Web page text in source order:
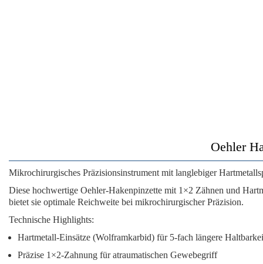
Oehler
Mikrochirurgisches Präzisionsinstrument mit langlebiger
Diese hochwertige Oehler-Hakenpinzette mit 1×2 Zähnen und
bietet sie optimale Reichweite bei mikrochirurgischer Präzision.
Technische Highlights:
Hartmetall-Einsätze (Wolframkarbid) für 5-fach längere
Präzise 1×2-Zahnung für atraumatischen Gewebegriff